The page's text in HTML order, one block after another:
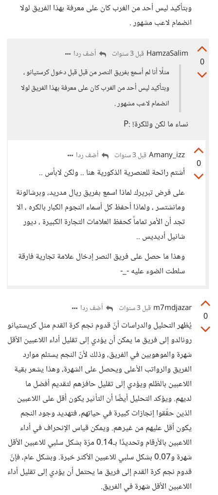
وبتأكيد ليس أحد من الغرب كان على معرفة بهذا الفريق لولا
انضمام لاعب مشهور .
0
HamzaSalim قبل 3 سنوات
أضف ردا
مثلًا أنا لم أسمع بفريق النصر من قبل قبل دخول كرستيانو ،
وبتأكيد ليس أحد من الغرب كان على معرفة بهذا الفريق لولا
انضمام لاعب مشهور .
نساء ما لكن وللكرة! :P
0
Amany_izz قبل 3 سنوات أضف ردا
أشتم رائحة للعنصرية الذكورية هنا .. ولكن لابأس ..
على فرض تبريرك لماذا اسمع بفريق ريال مدريد، وبرشالونة
ومانشتسر ، ولماذا أحفظ كل أسماء النجوم الكبار بالكره ، الا
تجد أن الأمر تماماً كحفظ العلامات التجارة الكبيرة ، ديور
شانيل أديديس ..
وهذا ما حصل على فريق النصر إدخال علامة تجارية فارقة
سلطت الضوء عليه -_-
0
m7mdjazar قبل 3 سنوات أضف ردا
يُظهر التحليل والدراسات أنّ قدوم نجم كرة القدم مثل كريستيانو
رونالدو إلى فريق ما يمكن أن يؤدي إلى تقليل أداء اللاعبين الأقل
شهرة والموهوبين في الفريق، وذلك لأنّ النجم يستلم موارد
الفريق والرواتب الأعلى ويحصل على الشهرة، وهذا يشعر بقية
اللاعبين بالظلم ويؤدي إلى تقليل حافزهم لتقديم أفضل ما
لديهم. ويؤكد التحليل أيضًا أن التأثير يكون أقل على اللاعبين
الذين حقّقوا إنجازات كبيرة في حياتهم، فتهديد وجود النجم
يكون أقل عليهم من غيرهم. ويمكن قياس الإنحراف في أداء
اللاعبين بالأرقام وتحديدًا بـ0.14 مرّة بشكل سلبي للاعبين الأقل
شهرة و0.07 بشكل سلبي للاعبين الأكثر خبرة. وبشكل عام، فإنّ
قدوم نجم كرة القدم إلى فريق ما يحتمل أن يؤدي إلى تقليل أداء
اللاعبين الأقل شهرة في الفريق.